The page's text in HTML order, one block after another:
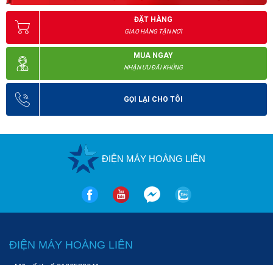
ĐẶT HÀNG
GIAO HÀNG TẬN NƠI
MUA NGAY
NHẬN ƯU ĐÃI KHỦNG
GỌI LẠI CHO TÔI
ĐIỆN MÁY HOÀNG LIÊN
ĐIỆN MÁY HOÀNG LIÊN